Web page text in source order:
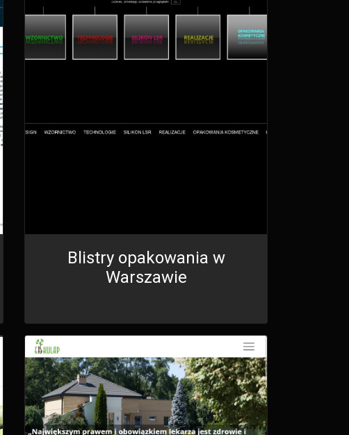
Blistry opakowania w
Warszawie